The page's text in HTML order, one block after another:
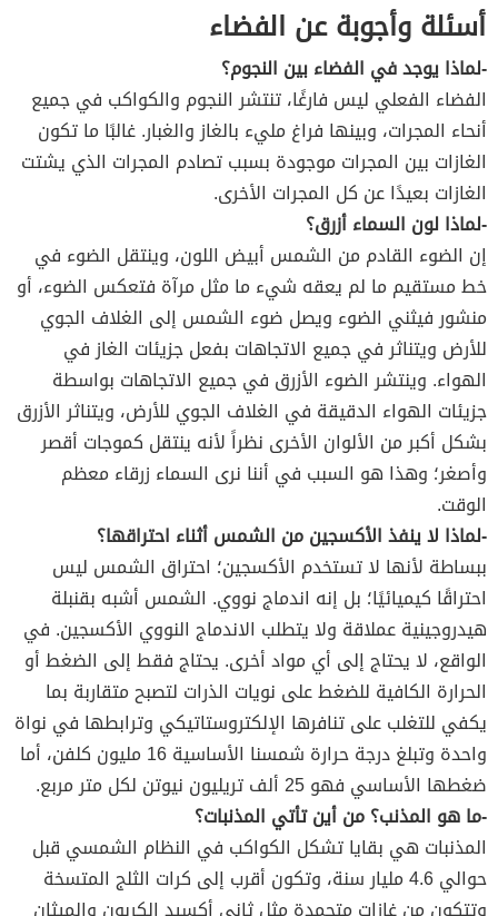
أسئلة وأجوبة عن الفضاء
-لماذا يوجد في الفضاء بين النجوم؟
الفضاء الفعلي ليس فارغًا، تنتشر النجوم والكواكب في جميع
أنحاء المجرات، وبينها فراغ مليء بالغاز والغبار. غالبًا ما تكون
الغازات بين المجرات موجودة بسبب تصادم المجرات الذي يشتت
الغازات بعيدًا عن كل المجرات الأخرى.
-لماذا لون السماء أزرق؟
إن الضوء القادم من الشمس أبيض اللون، وينتقل الضوء في
خط مستقيم ما لم يعقه شيء ما مثل مرآة فتعكس الضوء، أو
منشور فيثني الضوء ويصل ضوء الشمس إلى الغلاف الجوي
للأرض ويتناثر في جميع الاتجاهات بفعل جزيئات الغاز في
الهواء. وينتشر الضوء الأزرق في جميع الاتجاهات بواسطة
جزيئات الهواء الدقيقة في الغلاف الجوي للأرض، ويتناثر الأزرق
بشكل أكبر من الألوان الأخرى نظراً لأنه ينتقل كموجات أقصر
وأصغر؛ وهذا هو السبب في أننا نرى السماء زرقاء معظم
الوقت.
-لماذا لا ينفذ الأكسجين من الشمس أثناء احتراقها؟
ببساطة لأنها لا تستخدم الأكسجين؛ احتراق الشمس ليس
احتراقًا كيميائيًا؛ بل إنه اندماج نووي. الشمس أشبه بقنبلة
هيدروجينية عملاقة ولا يتطلب الاندماج النووي الأكسجين. في
الواقع، لا يحتاج إلى أي مواد أخرى. يحتاج فقط إلى الضغط أو
الحرارة الكافية للضغط على نويات الذرات لتصبح متقاربة بما
يكفي للتغلب على تنافرها الإلكتروستاتيكي وترابطها في نواة
واحدة وتبلغ درجة حرارة شمسنا الأساسية 16 مليون كلفن، أما
ضغطها الأساسي فهو 25 ألف تريليون نيوتن لكل متر مربع.
-ما هو المذنب؟ من أين تأتي المذنبات؟
المذنبات هي بقايا تشكل الكواكب في النظام الشمسي قبل
حوالي 4.6 مليار سنة، وتكون أقرب إلى كرات الثلج المتسخة